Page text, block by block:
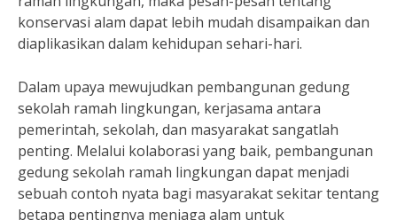
konservasi alam dapat lebih mudah disampaikan dan
diaplikasikan dalam kehidupan sehari-hari.
Dalam upaya mewujudkan pembangunan gedung
sekolah ramah lingkungan, kerjasama antara
pemerintah, sekolah, dan masyarakat sangatlah
penting. Melalui kolaborasi yang baik, pembangunan
gedung sekolah ramah lingkungan dapat menjadi
sebuah contoh nyata bagi masyarakat sekitar tentang
betapa pentingnya menjaga alam untuk